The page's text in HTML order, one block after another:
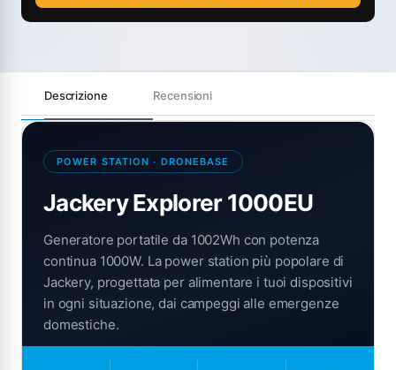
Descrizione Recensioni
POWER STATION · DRONEBASE
Jackery Explorer 1000EU
Generatore portatile da 1002Wh con potenza
continua 1000W. La power station più popolare di
Jackery, progettata per alimentare i tuoi dispositivi
in ogni situazione, dai campeggi alle emergenze
domestiche.